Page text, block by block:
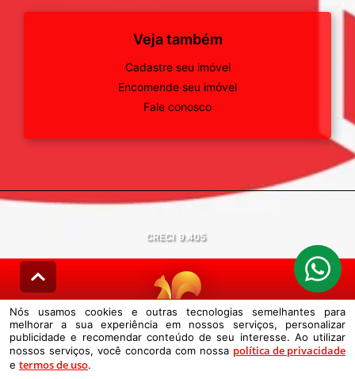
Veja também
Cadastre seu imóvel
Encomende seu imóvel
Fale conosco
CRECI 9.405
© DESENVOLVIDO PELAAGIL.NET
Nós usamos cookies e outras tecnologias semelhantes para melhorar a
sua experiência em nossos serviços, personalizar publicidade e
Nós usamos cookies e outras tecnologias semelhantes para
melhorar a sua experiência em nossos serviços, personalizar
publicidade e recomendar conteúdo de seu interesse. Ao utilizar
nossos serviços, você concorda com nossa política de privacidade
e termos de uso.